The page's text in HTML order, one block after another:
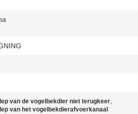
van de vogelbekdier niet terugkeer,
van het vogelbekdierafvoerkanaal